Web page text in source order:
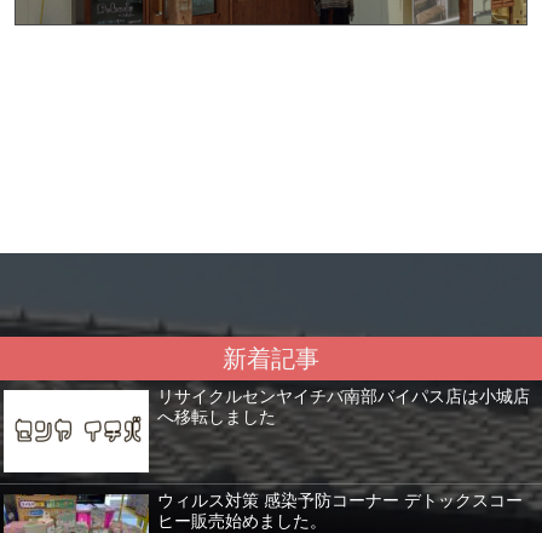
新着記事
リサイクルセンヤイチバ南部バイパス店は小城店
へ移転しました
ウィルス対策 感染予防コーナー デトックスコー
ヒー販売始めました。